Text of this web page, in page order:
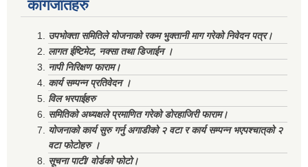
कागजातहरु
उपभोक्ता समितिले योजनाको रकम भुक्तानी माग गरेको निवेदन पत्र।
लागत ईष्टिमेट, नक्सा तथा डिजाईन ।
नापी निरिक्षण फाराम।
कार्य सम्पन्न प्रतिवेदन ।
विल भरपाईहरु
समितिको अध्यक्षले प्रमाणित गरेको डोरहाजिरी फाराम।
योजनाको कार्य सुरु गर्नु अगाडीको २ वटा र कार्य सम्पन्न भएपश्चात्‌को २
वटा फोटोहरु ।
सूचना पाटी/ वोर्डको फोटो।